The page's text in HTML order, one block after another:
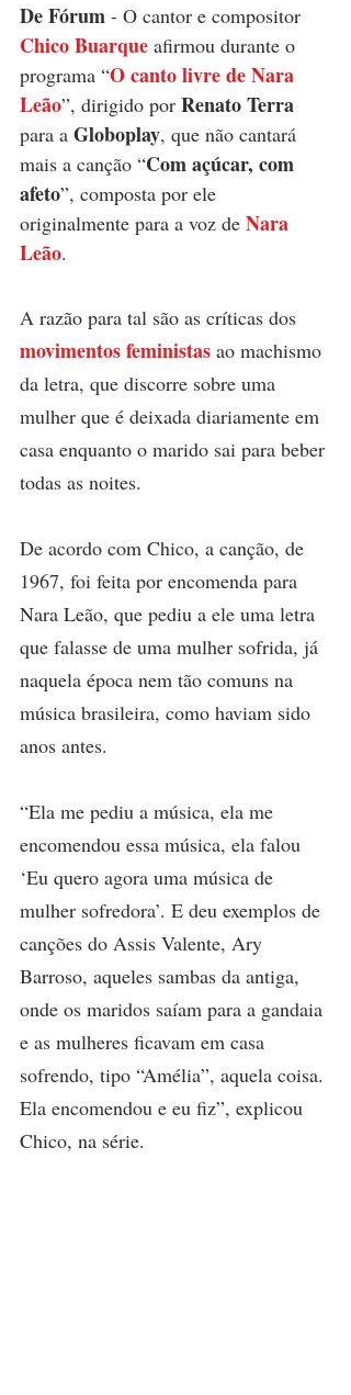
De Fórum - O cantor e compositor
Chico Buarque afirmou durante o
programa “O canto livre de Nara
Leão”, dirigido por Renato Terra
para a Globoplay, que não cantará
mais a canção “Com açúcar, com
afeto”, composta por ele
originalmente para a voz de Nara
Leão.
A razão para tal são as críticas dos
movimentos feministas ao machismo
da letra, que discorre sobre uma
mulher que é deixada diariamente em
casa enquanto o marido sai para beber
todas as noites.
De acordo com Chico, a canção, de
1967, foi feita por encomenda para
Nara Leão, que pediu a ele uma letra
que falasse de uma mulher sofrida, já
naquela época nem tão comuns na
música brasileira, como haviam sido
anos antes.
“Ela me pediu a música, ela me
encomendou essa música, ela falou
‘Eu quero agora uma música de
mulher sofredora’. E deu exemplos de
canções do Assis Valente, Ary
Barroso, aqueles sambas da antiga,
onde os maridos saíam para a gandaia
e as mulheres ficavam em casa
sofrendo, tipo “Amélia”, aquela coisa.
Ela encomendou e eu fiz”, explicou
Chico, na série.